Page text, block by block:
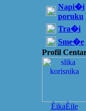
Napi�i
poruku
Tra�i
Sme�e
Profil
ÈikaÈile